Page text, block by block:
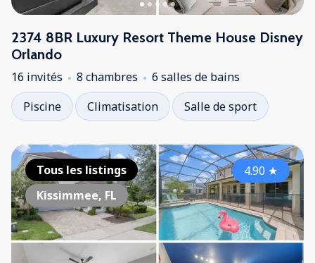
2374 8BR Luxury Resort Theme House Disney
Orlando
16 invités 8 chambres
6 salles de bains
Piscine
Climatisation Salle de sport
Tous les listings
Kissimmee, FL
4.90 ★